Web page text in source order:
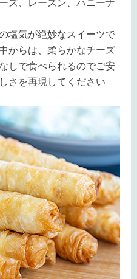
ズ、レーズン、ハニーナ
塩気が絶妙なスイーツで
からは、柔らかなチーズ
しで食べられるのでご安
さを再現してください